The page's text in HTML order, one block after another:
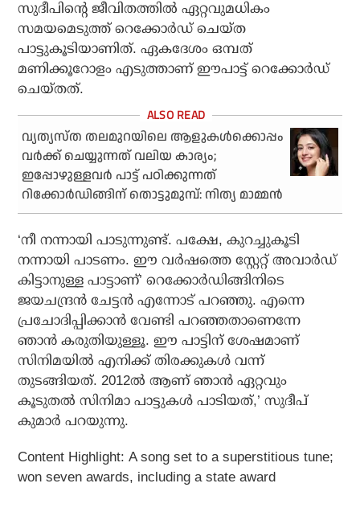
സുദീപിന്റെ ജീവിതത്തില്‍ ഏറ്റവുമധികം
സമയമെടുത്ത് റെക്കോര്‍ഡ് ചെയ്ത
പാട്ടുകൂടിയാണിത്. ഏകദേശം ഒമ്പത്
മണിക്കൂറോളം എടുത്താണ് ഈപാട്ട് റെക്കോര്‍ഡ്
ചെയ്തത്.
വ്യത്യസ്ത തലമുറയിലെ ആളുകൾക്കൊപ്പം
വർക്ക് ചെയ്യുന്നത് വലിയ കാര്യം;
ഇപ്പോഴുള്ളവർ പാട്ട് പഠിക്കുന്നത്
റിക്കോർഡിങ്ങിന് തൊട്ടുമുമ്പ്: നിത്യ മാമ്മൻ
‘നീ നന്നായി പാടുന്നുണ്ട്. പക്ഷേ, കുറച്ചുകൂടി
നന്നായി പാടണം. ഈ വര്‍ഷത്തെ സ്റ്റേറ്റ് അവാര്‍ഡ്
കിട്ടാനുള്ള പാട്ടാണ്’ റെക്കോര്‍ഡിങ്ങിനിടെ
ജയചന്ദ്രന്‍ ചേട്ടന്‍ എന്നോട് പറഞ്ഞു. എന്നെ
പ്രചോദിപ്പിക്കാന്‍ വേണ്ടി പറഞ്ഞതാണെന്നേ
ഞാന്‍ കരുതിയുള്ളൂ. ഈ പാട്ടിന് ശേഷമാണ്
സിനിമയില്‍ എനിക്ക് തിരക്കുകള്‍ വന്ന്
തുടങ്ങിയത്. 2012ല്‍ ആണ് ഞാന്‍ ഏറ്റവും
കൂടുതല്‍ സിനിമാ പാട്ടുകള്‍ പാടിയത്,’ സുദീപ്
കുമാര്‍ പറയുന്നു.
Content Highlight: A song set to a superstitious tune;
won seven awards, including a state award